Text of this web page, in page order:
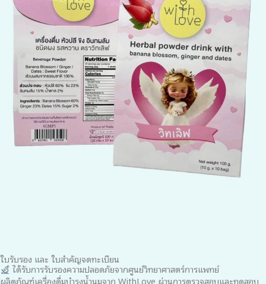
ใบรับรอง และ ใบสำคัญจดทะเบียน
ได้รับการรับรองความปลอดภัยจากศูนย์วิทยาศาสตร์การแพทย์
ผลิตภัณฑ์เครื่องดื่มบำรุงน้ำนมจาก WithLove ผ่านการตรวจสอบและทดสอบ